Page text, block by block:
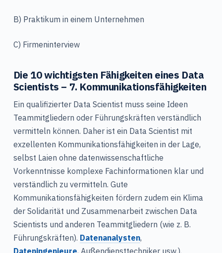
B) Praktikum in einem Unternehmen
C) Firmeninterview
Die 10 wichtigsten Fähigkeiten eines Data
Scientists – 7. Kommunikationsfähigkeiten
Ein qualifizierter Data Scientist muss seine Ideen
Teammitgliedern oder Führungskräften verständlich
vermitteln können. Daher ist ein Data Scientist mit
exzellenten Kommunikationsfähigkeiten in der Lage,
selbst Laien ohne datenwissenschaftliche
Vorkenntnisse komplexe Fachinformationen klar und
verständlich zu vermitteln. Gute
Kommunikationsfähigkeiten fördern zudem ein Klima
der Solidarität und Zusammenarbeit zwischen Data
Scientists und anderen Teammitgliedern (wie z. B.
Führungskräften). Datenanalysten,